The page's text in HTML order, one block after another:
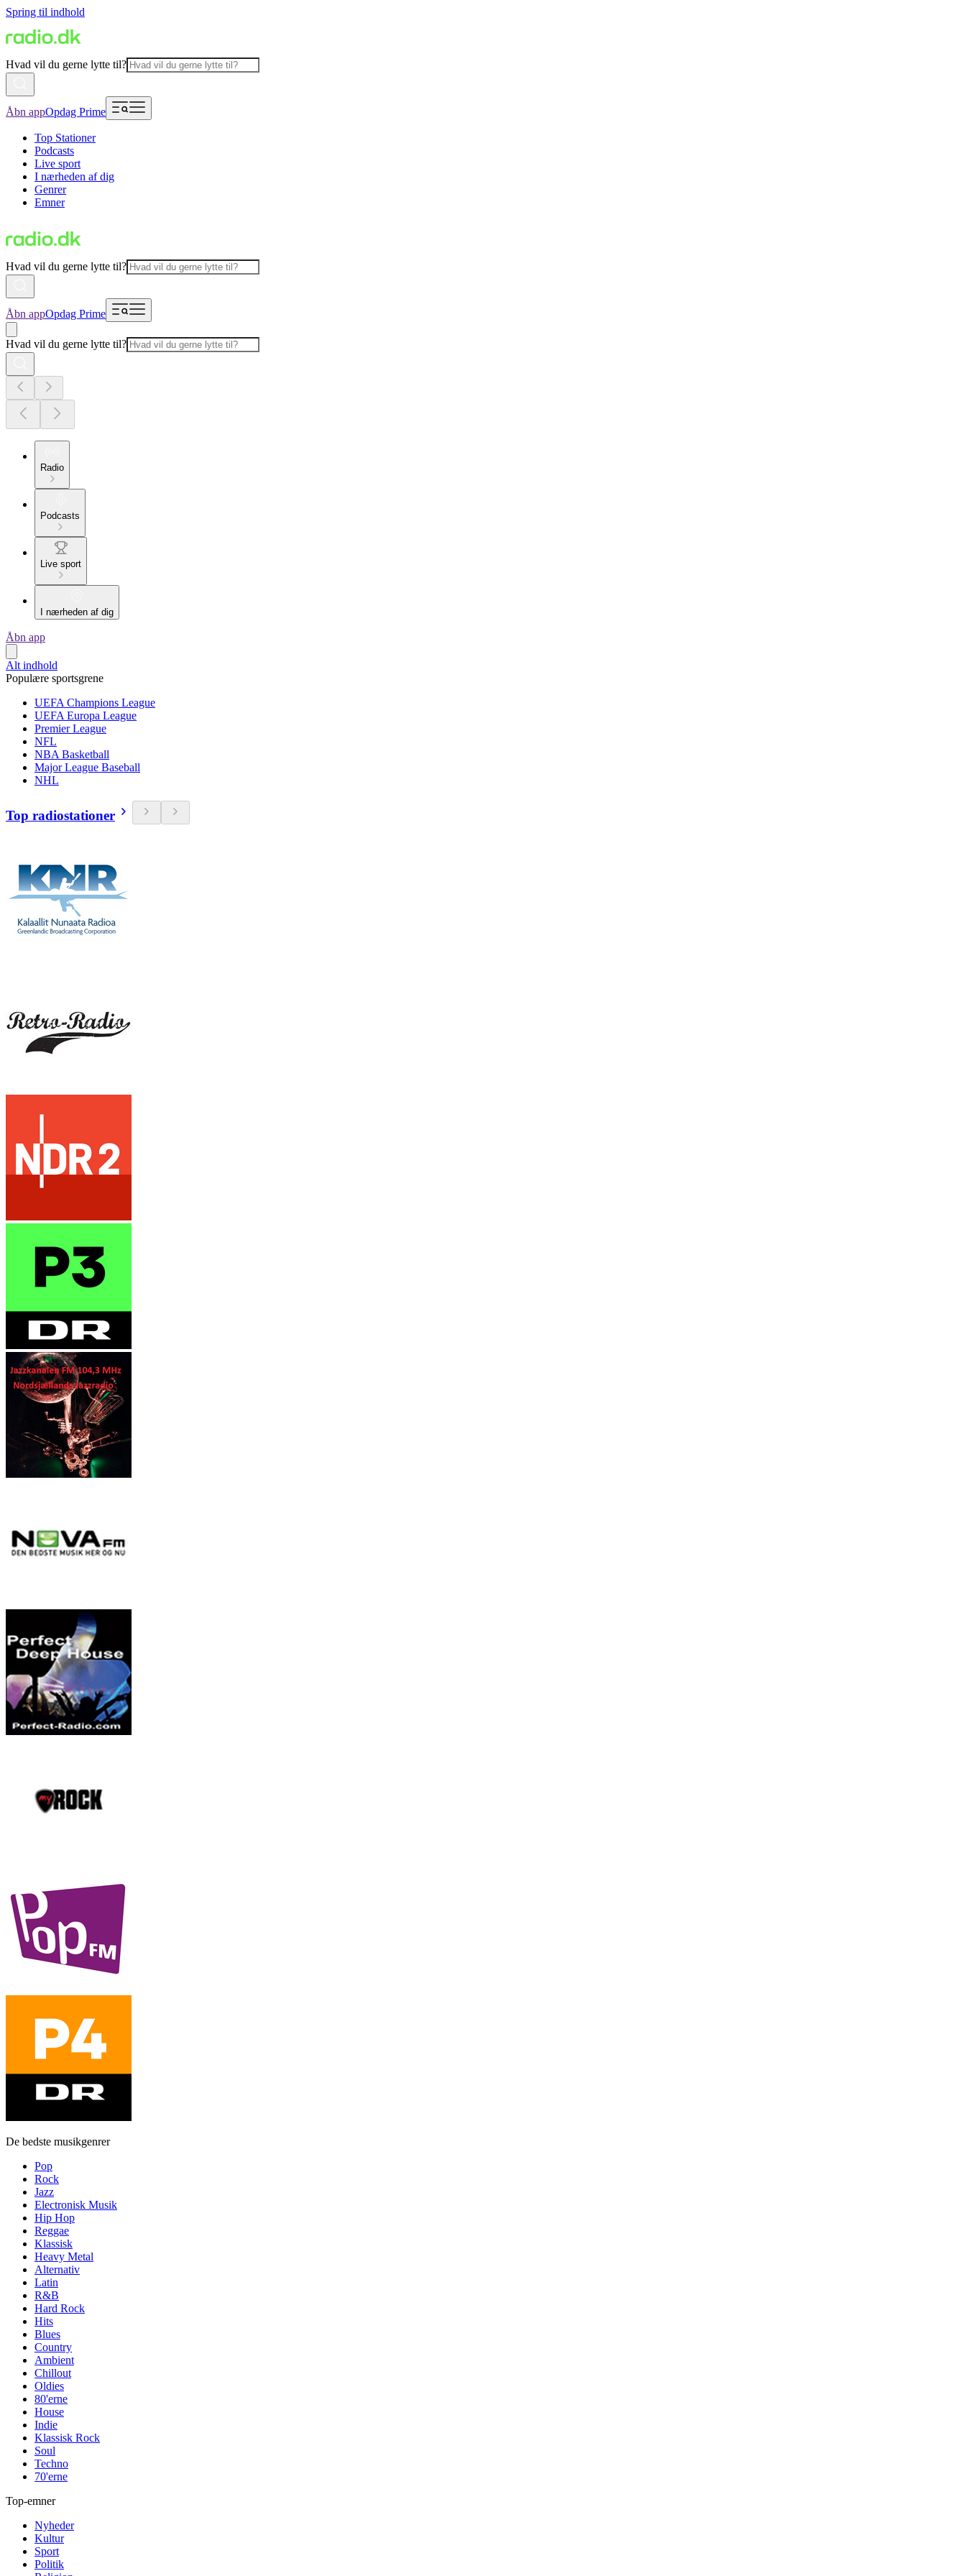
Spring til indhold
Hvad vil du gerne lytte til?
Åbn appOpdag Prime
Top Stationer
Podcasts
Live sport
I nærheden af dig
Genrer
Emner
Hvad vil du gerne lytte til?
Åbn appOpdag Prime
Hvad vil du gerne lytte til?
Radio
Podcasts
Live sport
I nærheden af dig
Åbn app
Alt indhold
Populære sportsgrene
UEFA Champions League
UEFA Europa League
Premier League
NFL
NBA Basketball
Major League Baseball
NHL
Top radiostationer
De bedste musikgenrer
Pop
Rock
Jazz
Electronisk Musik
Hip Hop
Reggae
Klassisk
Heavy Metal
Alternativ
Latin
R&B
Hard Rock
Hits
Blues
Country
Ambient
Chillout
Oldies
80'erne
House
Indie
Klassisk Rock
Soul
Techno
70'erne
Top-emner
Nyheder
Kultur
Sport
Politik